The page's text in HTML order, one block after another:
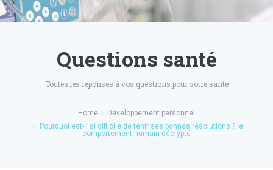
Questions santé
Toutes les réponses à vos questions pour votre santé
Home
Développement personnel
Pourquoi est-il si difficile de tenir ses bonnes résolutions ? le
comportement humain décrypté